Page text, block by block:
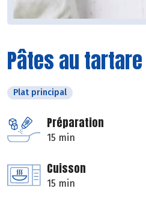
Pâtes au
Plat principal
Préparation
15 min
Cuisson
15 min